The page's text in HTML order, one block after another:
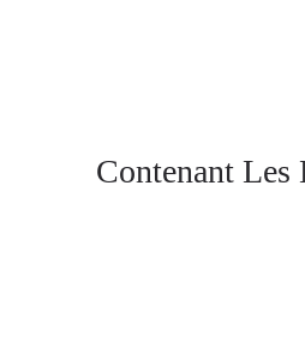
Contenant Les